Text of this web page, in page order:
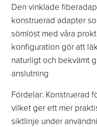
Den vinklade
konstruerad adapter
sömlöst med våra
konfiguration gör att
naturligt och bekvämt
anslutning
Fördelar: Konstruerad
vilket ger ett mer
siktlinje under